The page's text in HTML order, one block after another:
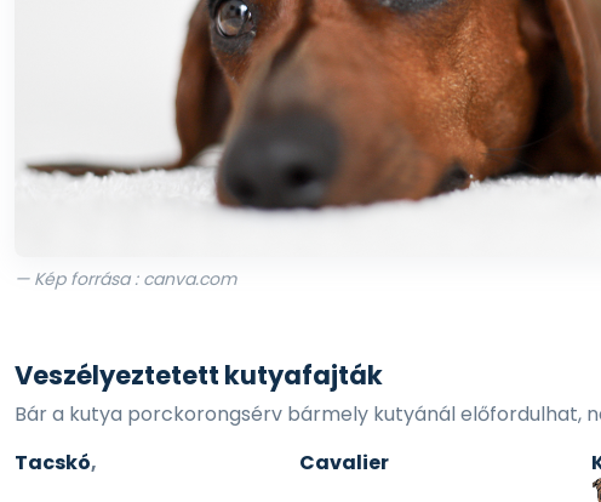
— Kép forrása : canva.com
Veszélyeztetett kutyafajták
Bár a kutya porckorongsérv bármely kutyánál előfordulhat,
Tacskó, Cavalier